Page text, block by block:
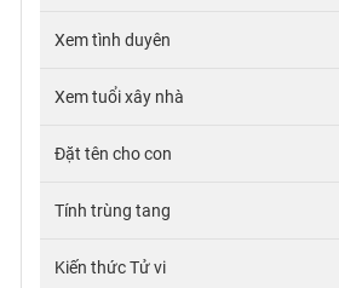
Xem tình duyên
Xem tuổi xây nhà
Đặt tên cho con
Tính trùng tang
Kiến thức Tử vi